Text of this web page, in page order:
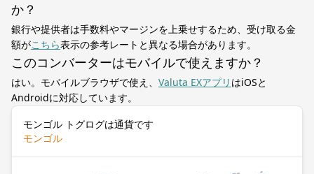
か？
銀行や提供者は手数料やマージンを上乗せするため、受け取る金
額がこちら表示の参考レートと異なる場合があります。
このコンバーターはモバイルで使えますか？
はい。モバイルブラウザで使え、 Valuta EXアプリ はiOSと
Androidに対応しています。
モンゴル トグログは通貨です
モンゴル